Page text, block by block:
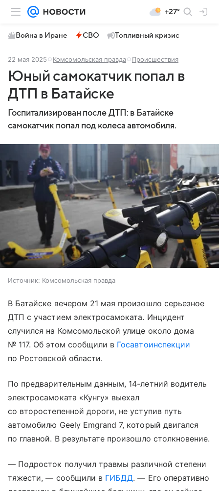
+27°
Война в Иране СВО Топливный кризис
22 мая 2025 Комсомольская правда Происшествия
Юный самокатчик попал в
ДТП в Батайске
Госпитализирован после ДТП: в Батайске
самокатчик попал под колеса автомобиля.
Источник: Комсомольская правда
В Батайске вечером 21 мая произошло серьезное
ДТП с участием электросамоката. Инцидент
случился на Комсомольской улице около дома
№ 117. Об этом сообщили в Госавтоинспекции
по Ростовской области.
По предварительным данным, 14-летний водитель
электросамоката «Кунгу» выехал
со второстепенной дороги, не уступив путь
автомобилю Geely Emgrand 7, который двигался
по главной. В результате произошло столкновение.
— Подросток получил травмы различной степени
тяжести, — сообщили в ГИБДД. — Его оперативно